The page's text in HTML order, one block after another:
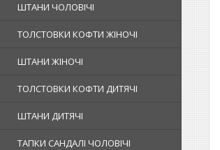
ШТАНИ ЧОЛОВІЧІ
ТОЛСТОВКИ КОФТИ ЖІНОЧІ
ШТАНИ ЖІНОЧІ
ТОЛСТОВКИ КОФТИ ДИТЯЧІ
ШТАНИ ДИТЯЧІ
ТАПКИ САНДАЛІ ЧОЛОВІЧІ